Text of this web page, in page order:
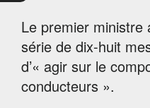
Le premier ministre
série de dix-huit
d’« agir sur le
conducteurs ».